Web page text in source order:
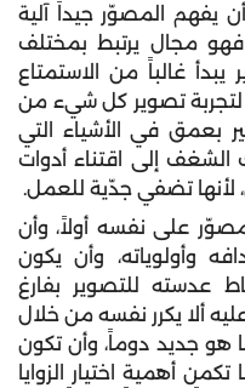
يفهم المصوّر جيداً آلية
مجال يرتبط بمختلف
يبدأ غالباً من الاستمتاع
لتجربة تصوير كل شيء من
بعمق في الأشياء التي
الشغف إلى اقتناء أدوات
لأنها تضفي جدّية للعمل.
على نفسه أولاً، وأن
وأولوياته، وأن يكون
عدسته للتصوير بفارغ
ألا يكرر نفسه من خلال
هو جديد دوماً، وأن تكون
تكمن أهمية اختيار الزوايا